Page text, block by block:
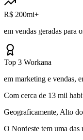
R$ 200mi+
em vendas geradas para
Top 3 Workana
em marketing e vendas,
Com cerca de 13 mil
Geograficamente, Alto
O Nordeste tem uma